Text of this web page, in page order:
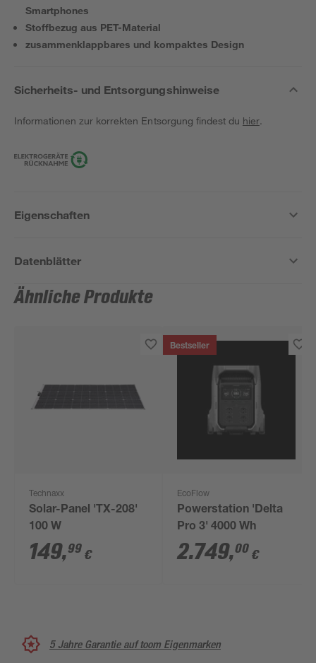
Smartphones
Stoffbezug aus PET-Material
zusammenklappbares und kompaktes Design
Sicherheits- und Entsorgungshinweise
Informationen zur korrekten Entsorgung findest du hier.
Eigenschaften
Datenblätter
Ähnliche Produkte
Technaxx
Solar-Panel 'TX-208'
100 W
149,99 €
Bestseller
EcoFlow
Powerstation 'Delta
Pro 3' 4000 Wh
2.749,00 €
5 Jahre Garantie auf toom Eigenmarken